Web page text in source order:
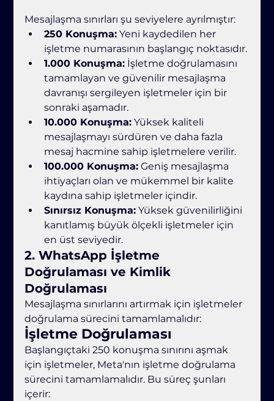
Mesajlaşma sınırları şu seviyelere ayrılmıştır:
250 Konuşma: Yeni kaydedilen her
işletme numarasının başlangıç noktasıdır.
1.000 Konuşma: İşletme doğrulamasını
tamamlayan ve güvenilir mesajlaşma
davranışı sergileyen işletmeler için bir
sonraki aşamadır.
10.000 Konuşma: Yüksek kaliteli
mesajlaşmayı sürdüren ve daha fazla
mesaj hacmine sahip işletmelere verilir.
100.000 Konuşma: Geniş mesajlaşma
ihtiyaçları olan ve mükemmel bir kalite
kaydına sahip işletmeler içindir.
Sınırsız Konuşma: Yüksek güvenilirliğini
kanıtlamış büyük ölçekli işletmeler için
en üst seviyedir.
2. WhatsApp İşletme
Doğrulaması ve Kimlik
Doğrulaması
Mesajlaşma sınırlarını artırmak için işletmeler
doğrulama sürecini tamamlamalıdır:
İşletme Doğrulaması
Başlangıçtaki 250 konuşma sınırını aşmak
için işletmeler, Meta'nın işletme doğrulama
sürecini tamamlamalıdır. Bu süreç şunları
içerir: